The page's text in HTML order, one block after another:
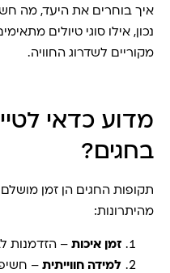
איך בוחרים את היעד, מה
נכון, אילו סוגי טיולים
מקוריים לשדרוג החוויה.
מדוע כדאי
בחגים?
תקופות החגים הן זמן
מהיתרונות:
זמן איכות – הזדמנות
למידה חווייתית –